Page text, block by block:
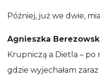
Później, już we dwie,
Agnieszka
Krupniczą a Dietla – po
gdzie wyjechałam